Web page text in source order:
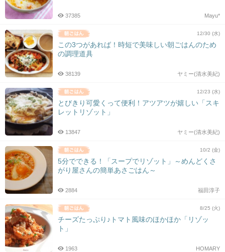
Mayu*
37385
12/30 (水)
この3つがあれば！時短で美味しい朝ごはんのため
の調理道具
ヤミー(清水美紀)
38139
12/23 (水)
とびきり可愛くって便利！アツアツが嬉しい「スキ
レットリゾット」
ヤミー(清水美紀)
13847
10/2 (金)
5分でできる！「スープでリゾット」～めんどくさ
がり屋さんの簡単あさごはん～
福田淳子
2884
8/25 (火)
チーズたっぷり♪トマト風味のほかほか「リゾッ
ト」
HOMARY
1963